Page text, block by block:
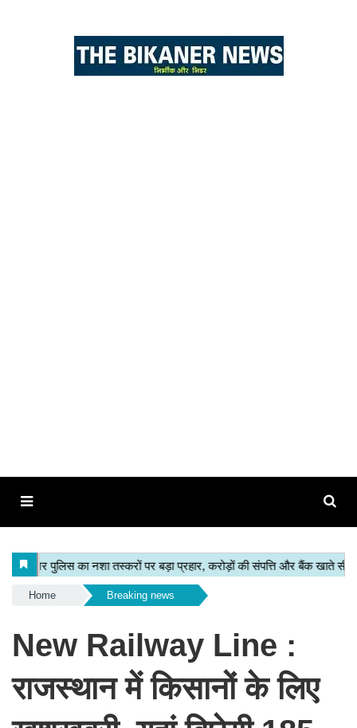
Home Breaking news
New Railway Line :
राजस्थान में किसानों के लिए